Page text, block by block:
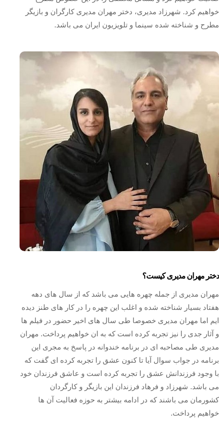
خواهیم کرد. شهرزاد مدیری، دختر مهران مدیری کارگران و بازیگر
مطرح و شناخته شده سینما و تلویزیون ایران می باشد.
دختر مهران مدیری کیست؟
مهران مدیری از جمله چهره هایی می باشد که از سال های دهه
هفتاد بسیار شناخته شده و اغلب این چهره‌ را در کار های طنز دیده
ایم اما مهران مدیری خصوصا طی سال های اخیر حضور در فیلم ها
و آثار جدی را نیز تجربه کرده است که به ان خواهیم پرداخت. مهران
مدیری طی مصاحبه ای در برنامه خندوانه در پاسخ به مجری این
برنامه در جواب سوال آیا تا کنون عشق را تجربه کرده ای گفت که
با وجود فرزندانش عشق را تجربه کرده است و عاشق فرزندان خود
می باشد. شهرزاد و فرهاد فرزندان این بازیگر و کارگردان
کشورمان می باشند که در ادامه بیشتر به حوزه فعالیت آن ها
خواهیم پرداخت.